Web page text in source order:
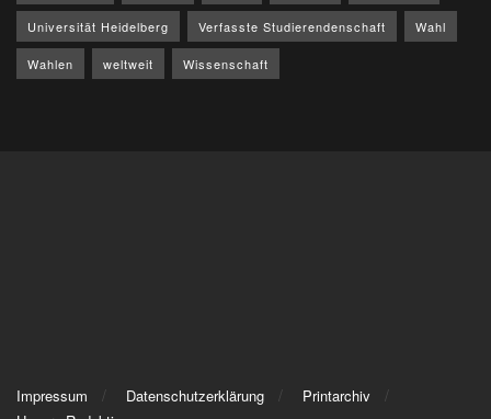
Universität Heidelberg Verfasste Studierendenschaft Wahl
Wahlen weltweit Wissenschaft
Impressum Datenschutzerklärung
Printarchiv